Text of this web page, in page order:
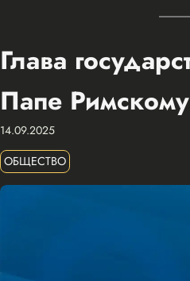
Глава
Папе
14.09.2025
ОБЩЕСТВО